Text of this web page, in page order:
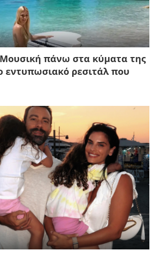
πάνω στα κύματα της
εντυπωσιακό ρεσιτάλ που